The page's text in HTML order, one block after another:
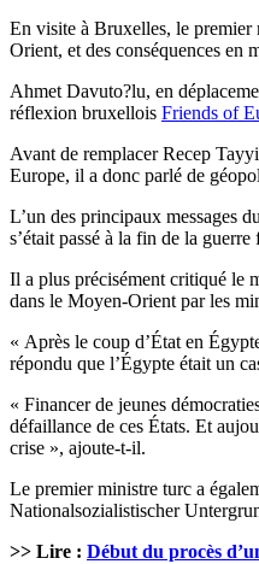
En visite à Bruxelles, le premier
Orient, et des conséquences en
Ahmet Davuto?lu, en
réflexion bruxellois Friends of
Avant de remplacer Recep
Europe, il a donc parlé de
L’un des principaux messages
s’était passé à la fin de la
Il a plus précisément critiqué le
dans le Moyen-Orient par les
« Après le coup d’État en
répondu que l’Égypte était un
« Financer de jeunes
défaillance de ces États. Et
crise », ajoute-t-il.
Le premier ministre turc a
Nationalsozialistischer
>> Lire : Début du procès